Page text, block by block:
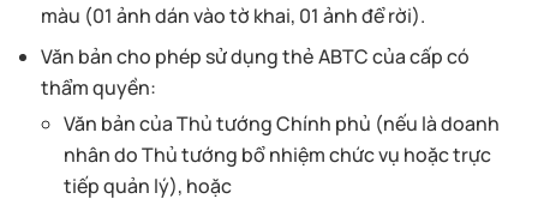
màu (01 ảnh dán vào tờ khai, 01 ảnh để rời).
Văn bản cho phép sử dụng thẻ ABTC của cấp có
thẩm quyền:
Văn bản của Thủ tướng Chính phủ (nếu là doanh
nhân do Thủ tướng bổ nhiệm chức vụ hoặc trực
tiếp quản lý), hoặc